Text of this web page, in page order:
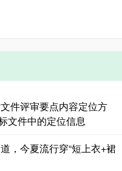
件评审要点内容定位方
文件中的定位信息
，今夏流行穿“短上衣+裙